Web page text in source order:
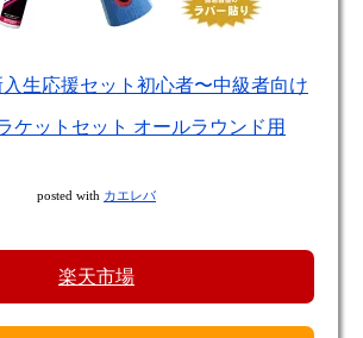
生応援セット初心者〜中級者向け
ケットセット オールラウンド用
posted with カエレバ
楽天市場